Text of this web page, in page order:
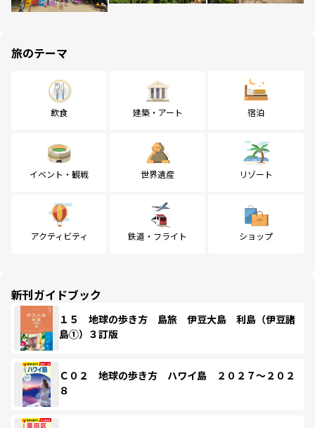
旅のテーマ
飲食 建築・アート 宿泊
イベント・観戦 世界遺産 リゾート
アクティビティ 鉄道・フライト ショップ
新刊ガイドブック
１５ 地球の歩き方 島旅 伊豆大島 利島（伊豆諸
島①）３訂版
Ｃ０２ 地球の歩き方 ハワイ島 ２０２７～２０２
８